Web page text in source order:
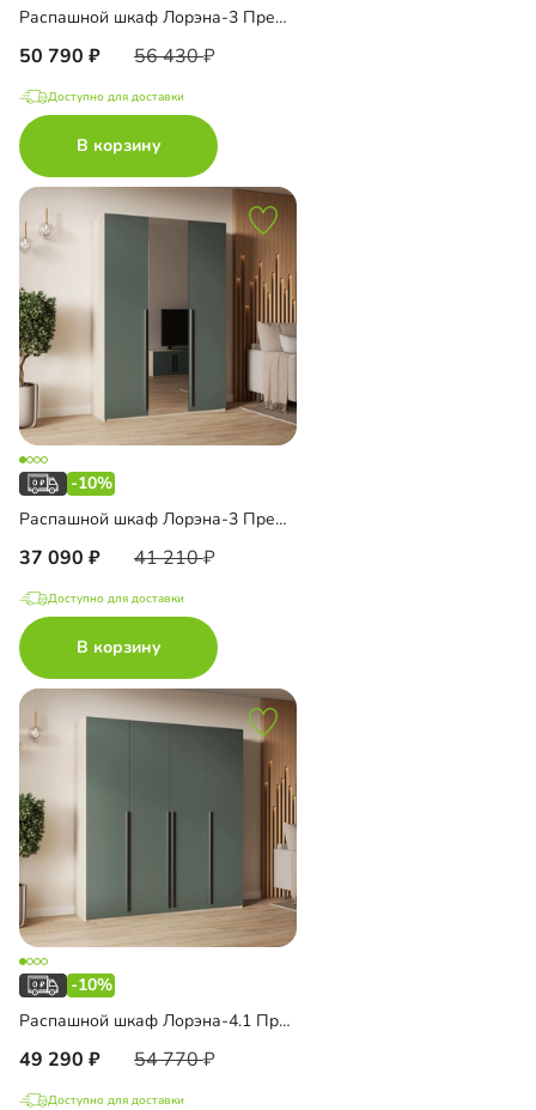
Распашной шкаф Лорэна-3 Премиум с антресолью
50 790 56 430
Доступно для доставки
В корзину
-10%
Распашной шкаф Лорэна-3 Премиум с зеркалом
37 090 41 210
Доступно для доставки
В корзину
-10%
Распашной шкаф Лорэна-4.1 Премиум
49 290 54 770
Доступно для доставки